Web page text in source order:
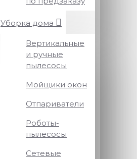
Уборка дома
Вертикальные
и ручные
пылесосы
Мойщики окон
Отпариватели
Роботы-
пылесосы
Сетевые